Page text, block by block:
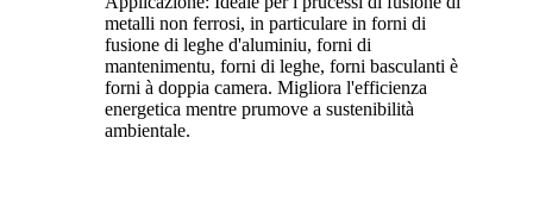
metalli non ferrosi, in particulare in forni di
fusione di leghe d'aluminiu, forni di
mantenimentu, forni di leghe, forni basculanti è
forni à doppia camera. Migliora l'efficienza
energetica mentre prumove a sustenibilità
ambientale.